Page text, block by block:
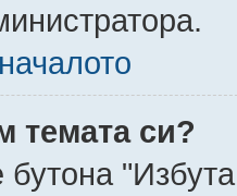
темата си?
бутона